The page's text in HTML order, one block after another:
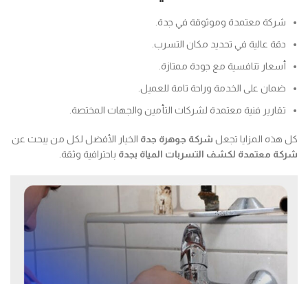
شركة معتمدة وموثوقة في جدة.
دقة عالية في تحديد مكان التسرب.
أسعار تنافسية مع جودة ممتازة.
ضمان على الخدمة وراحة تامة للعميل.
تقارير فنية معتمدة لشركات التأمين والجهات المختصة.
كل هذه المزايا تجعل شركة جوهرة جدة الخيار الأفضل لكل من يبحث عن
شركة معتمدة لكشف التسربات المياة بجدة باحترافية وثقة.